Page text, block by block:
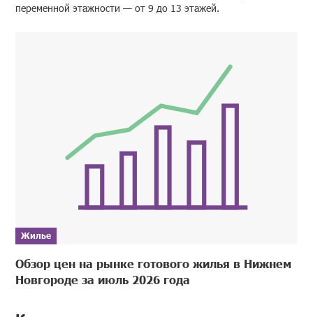
переменной этажности — от 9 до 13 этажей.
Жилье
Обзор цен на рынке готового жилья в Нижнем
Новгороде за июль 2026 года